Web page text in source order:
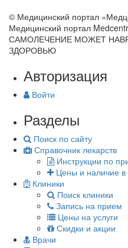
© Медицинский портал
Медицинский портал
САМОЛЕЧЕНИЕ МОЖЕТ
ЗДОРОВЬЮ
Авторизация
Войти
Разделы
Поиск по сайту
Справочник лекарств
Инструкции по
Цены и наличие в
Клиники
Поиск клиники
Запись на прием
Цены на услуги
Скидки и акции
Врачи